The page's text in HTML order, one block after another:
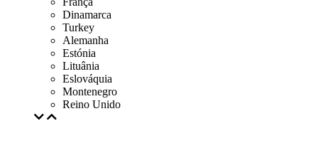
Dinamarca
Turkey
Alemanha
Estónia
Lituânia
Eslováquia
Montenegro
Reino Unido